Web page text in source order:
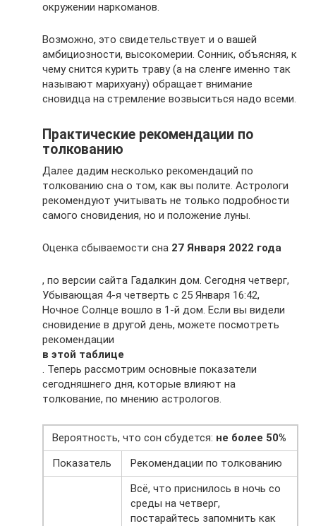
окружении наркоманов.
Возможно, это свидетельствует и о вашей
амбициозности, высокомерии. Сонник, объясняя, к
чему снится курить траву (а на сленге именно так
называют марихуану) обращает внимание
сновидца на стремление возвыситься надо всеми.
Практические рекомендации по
толкованию
Далее дадим несколько рекомендаций по
толкованию сна о том, как вы полите. Астрологи
рекомендуют учитывать не только подробности
самого сновидения, но и положение луны.
Оценка сбываемости сна 27 Января 2022 года
, по версии сайта Гадалкин дом. Сегодня четверг,
Убывающая 4-я четверть с 25 Января 16:42,
Ночное Солнце вошло в 1-й дом. Если вы видели
сновидение в другой день, можете посмотреть
рекомендации
в этой таблице
. Теперь рассмотрим основные показатели
сегодняшнего дня, которые влияют на
толкование, по мнению астрологов.
Вероятность, что сон сбудется: не более 50%
Показатель
Рекомендации по толкованию
Всё, что приснилось в ночь со
среды на четверг,
постарайтесь запомнить как